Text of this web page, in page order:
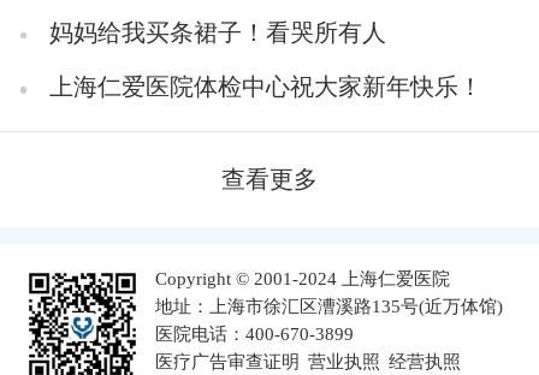
妈妈给我买条裙子！看哭所有人
上海仁爱医院体检中心祝大家新年快乐！
查看更多
Copyright © 2001-2024 上海仁爱医院
地址：上海市徐汇区漕溪路135号(近万体馆)
医院电话：400-670-3899
医疗广告审查证明 营业执照 经营执照